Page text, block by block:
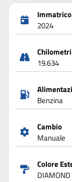
2024
Chilometri
19.634
Benzina
Cambio
Manuale
Colore
DIAMOND